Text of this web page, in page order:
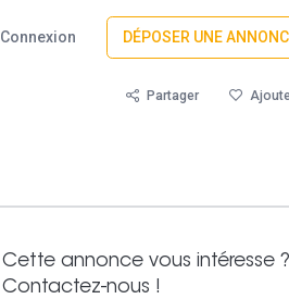
Connexion DÉPOSER UNE
Partager
Cette annonce vous intéresse ?
Contactez-nous !